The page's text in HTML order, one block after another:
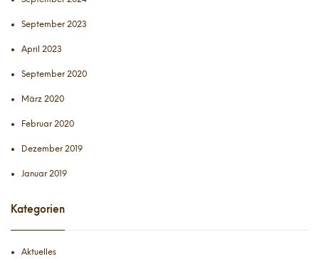
September 2023
April 2023
September 2020
März 2020
Februar 2020
Dezember 2019
Januar 2019
Kategorien
Aktuelles